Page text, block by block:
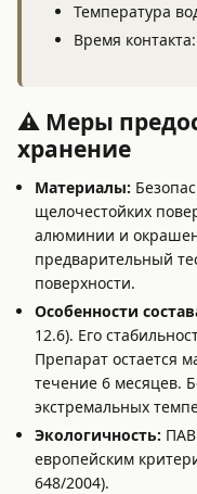
Температура
Время контакта:
⚠️ Меры
хранение
Материалы:
щелочестойких
алюминии и
предварительный
поверхности.
Особенности
12.6). Его
Препарат остается
течение 6 месяцев.
экстремальных
Экологичность: ПАВ
европейским
648/2004).